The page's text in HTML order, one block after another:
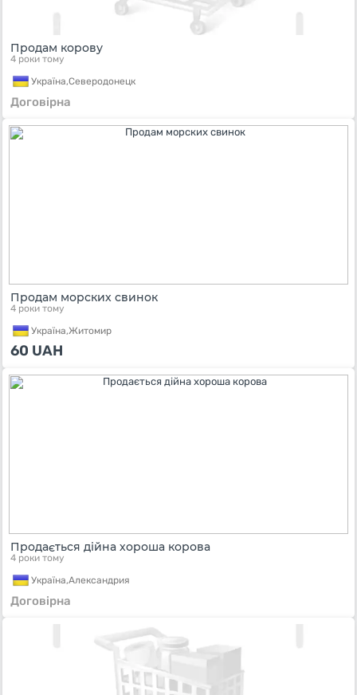
Продам корову
4 роки тому
Україна,Северодонецк
Договірна
Продам морских свинок
4 роки тому
Україна,Житомир
60 UAH
Продається дійна хороша корова
4 роки тому
Україна,Александрия
Договірна